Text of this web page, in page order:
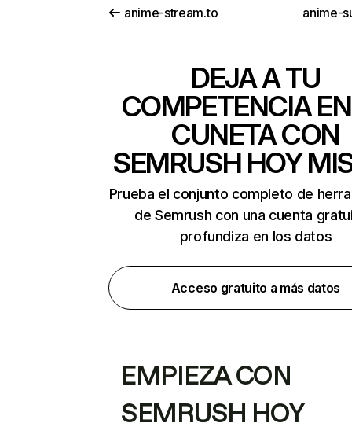
anime-stream.to anime-
DEJA A TU
COMPETENCIA
CUNETA CON
SEMRUSH HOY
Prueba el conjunto completo de
de Semrush con una cuenta
profundiza en los datos
Acceso gratuito a más datos
EMPIEZA CON
SEMRUSH HOY